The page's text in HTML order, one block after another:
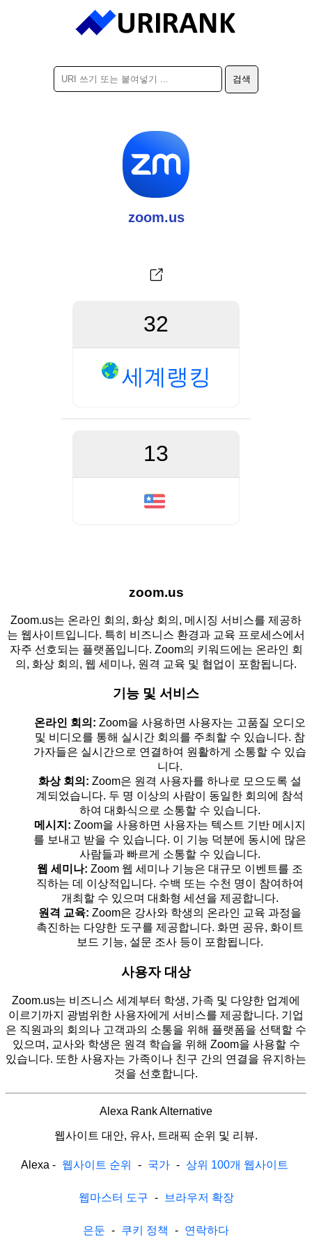
zoom.us
32
세계랭킹
13
zoom.us
Zoom.us는 온라인 회의, 화상 회의, 메시징 서비스를 제공하
는 웹사이트입니다. 특히 비즈니스 환경과 교육 프로세스에서
자주 선호되는 플랫폼입니다. Zoom의 키워드에는 온라인 회
의, 화상 회의, 웹 세미나, 원격 교육 및 협업이 포함됩니다.
기능 및 서비스
온라인 회의: Zoom을 사용하면 사용자는 고품질 오디오
및 비디오를 통해 실시간 회의를 주최할 수 있습니다. 참
가자들은 실시간으로 연결하여 원활하게 소통할 수 있습
니다.
화상 회의: Zoom은 원격 사용자를 하나로 모으도록 설
계되었습니다. 두 명 이상의 사람이 동일한 회의에 참석
하여 대화식으로 소통할 수 있습니다.
메시지: Zoom을 사용하면 사용자는 텍스트 기반 메시지
를 보내고 받을 수 있습니다. 이 기능 덕분에 동시에 많은
사람들과 빠르게 소통할 수 있습니다.
웹 세미나: Zoom 웹 세미나 기능은 대규모 이벤트를 조
직하는 데 이상적입니다. 수백 또는 수천 명이 참여하여
개최할 수 있으며 대화형 세션을 제공합니다.
원격 교육: Zoom은 강사와 학생의 온라인 교육 과정을
촉진하는 다양한 도구를 제공합니다. 화면 공유, 화이트
보드 기능, 설문 조사 등이 포함됩니다.
사용자 대상
Zoom.us는 비즈니스 세계부터 학생, 가족 및 다양한 업계에
이르기까지 광범위한 사용자에게 서비스를 제공합니다. 기업
은 직원과의 회의나 고객과의 소통을 위해 플랫폼을 선택할 수
있으며, 교사와 학생은 원격 학습을 위해 Zoom을 사용할 수
있습니다. 또한 사용자는 가족이나 친구 간의 연결을 유지하는
것을 선호합니다.
Alexa Rank Alternative
웹사이트 대안, 유사, 트래픽 순위 및 리뷰.
Alexa - 웹사이트 순위 - 국가 - 상위 100개 웹사이트
웹마스터 도구 - 브라우저 확장
은둔 - 쿠키 정책 - 연락하다